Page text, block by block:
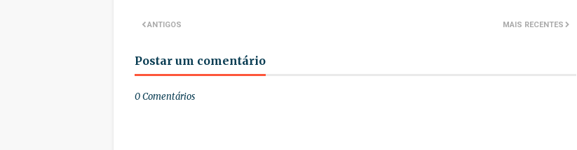
MAIS RECENTES
ANTIGOS
Postar um comentário
0 Comentários